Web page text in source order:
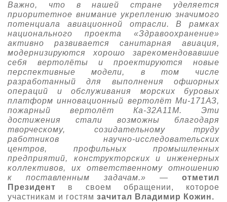
Важно, что в нашей стране уделяется
приоритетное внимание укреплению значимого
потенциала авиационной отрасли. В рамках
национального проекта «Здравоохранение»
активно развивается санитарная авиация,
модернизируются хорошо зарекомендовавшие
себя вертолёты и проектируются новые
перспективные модели, в том числе
разработанный для выполнения офшорных
операций и обслуживания морских буровых
платформ инновационный вертолёт Ми-171АЗ,
пожарный вертолёт Ка-32А11М. Эти
достижения стали возможны благодаря
творческому, созидательному труду
работников научно-исследовательских
центров, профильных промышленных
предприятий, конструкторских и инженерных
коллективов, их ответственному отношению
к поставленным задачам.»
— отметил
Президент в своем обращении, которое
участникам и гостям зачитал Владимир Кожин.